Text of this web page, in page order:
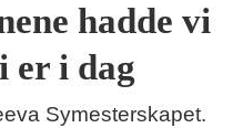
hadde vi
er i dag
Symesterskapet.